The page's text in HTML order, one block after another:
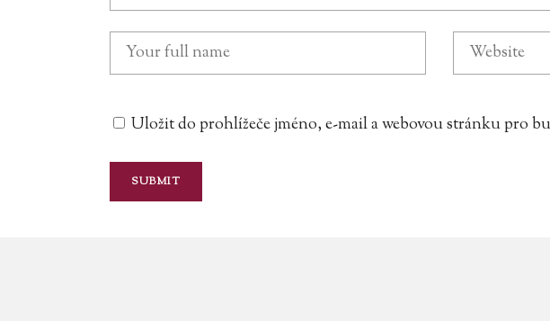
Uložit do prohlížeče jméno, e-mail a webovou stránku pro